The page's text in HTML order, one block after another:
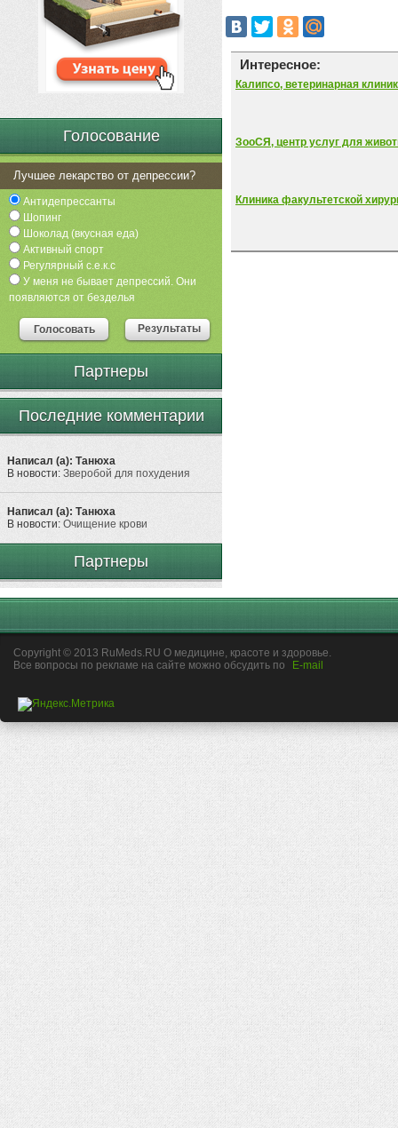
Голосование
Лучшее лекарство от депрессии?
Антидепрессанты
Шопинг
Шоколад (вкусная еда)
Активный спорт
Регулярный с.е.к.с
У меня не бывает депрессий. Они
появляются от безделья
Голосовать Результаты
Партнеры
Последние комментарии
Написал (а): Танюха
В новости: Зверобой для похудения
Написал (а): Танюха
В новости: Очищение крови
Партнеры
Интересное:
Калипсо, ветеринарная
ЗооСЯ, центр услуг для
Клиника факультетской
Copyright © 2013 RuMeds.RU О медицине, красоте и здоровье.
Все вопросы по рекламе на сайте можно обсудить по
E-mail